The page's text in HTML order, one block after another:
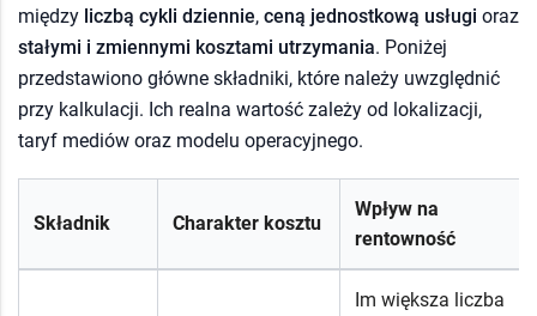
między liczbą cykli dziennie, ceną jednostkową usługi oraz
stałymi i zmiennymi kosztami utrzymania. Poniżej
przedstawiono główne składniki, które należy uwzględnić
przy kalkulacji. Ich realna wartość zależy od lokalizacji,
taryf mediów oraz modelu operacyjnego.
Składnik Charakter kosztu
Wpływ na
rentowność
Im większa liczba